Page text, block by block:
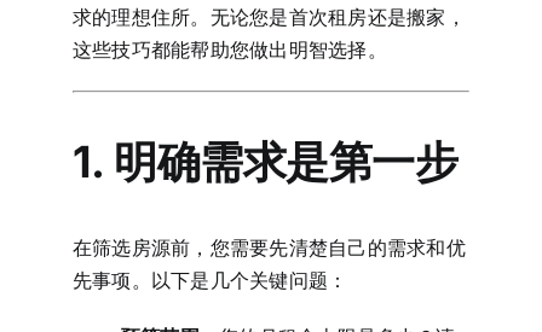
求的理想住所。无论您是首次租房还是搬家，
这些技巧都能帮助您做出明智选择。
1. 明确需求是第一步
在筛选房源前，您需要先清楚自己的需求和优
先事项。以下是几个关键问题：